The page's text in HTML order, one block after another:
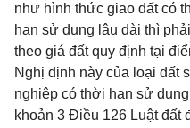
như hình thức giao đất có
hạn sử dụng lâu dài thì
theo giá đất quy định tại
Nghị định này của loại đất
nghiệp có thời hạn sử
khoản 3 Điều 126 Luật đất